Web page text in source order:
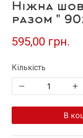
Ніжна
разом "
595,00 грн.
Кількість
В